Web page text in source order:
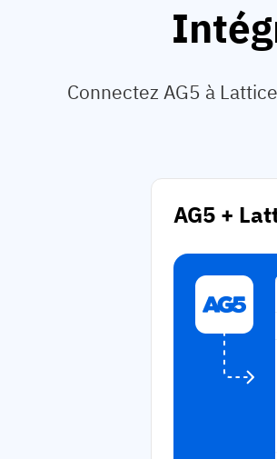
Connectez AG5 à
AG5 +